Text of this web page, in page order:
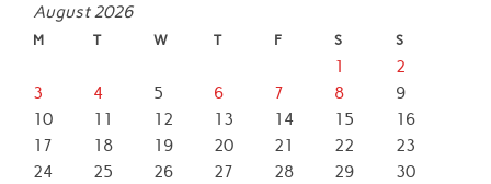
August 2026
M T W T F S S
1
2
3
4 5 6 7 8
9
10
11 12 13 14 15
16
17
18 19 20 21 22
23
24
25 26 27 28 29
30